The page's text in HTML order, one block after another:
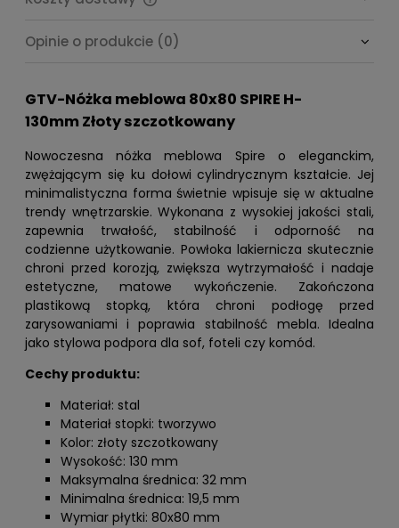
Opinie o produkcie (0)
GTV-Nóżka meblowa 80x80 SPIRE H-
130mm Złoty szczotkowany
Nowoczesna nóżka meblowa Spire o eleganckim,
zwężającym się ku dołowi cylindrycznym kształcie. Jej
minimalistyczna forma świetnie wpisuje się w aktualne
trendy wnętrzarskie. Wykonana z wysokiej jakości stali,
zapewnia trwałość, stabilność i odporność na
codzienne użytkowanie. Powłoka lakiernicza skutecznie
chroni przed korozją, zwiększa wytrzymałość i nadaje
estetyczne, matowe wykończenie. Zakończona
plastikową stopką, która chroni podłogę przed
zarysowaniami i poprawia stabilność mebla. Idealna
jako stylowa podpora dla sof, foteli czy komód.
Cechy produktu:
Materiał: stal
Materiał stopki: tworzywo
Kolor: złoty szczotkowany
Wysokość: 130 mm
Maksymalna średnica: 32 mm
Minimalna średnica: 19,5 mm
Wymiar płytki: 80x80 mm